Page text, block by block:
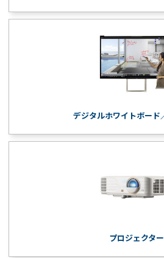
デジタルホワイトボード
プロジェクター